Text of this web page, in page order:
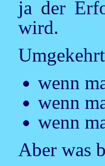
ja der
wird.
wenn
wenn
wenn
Aber was